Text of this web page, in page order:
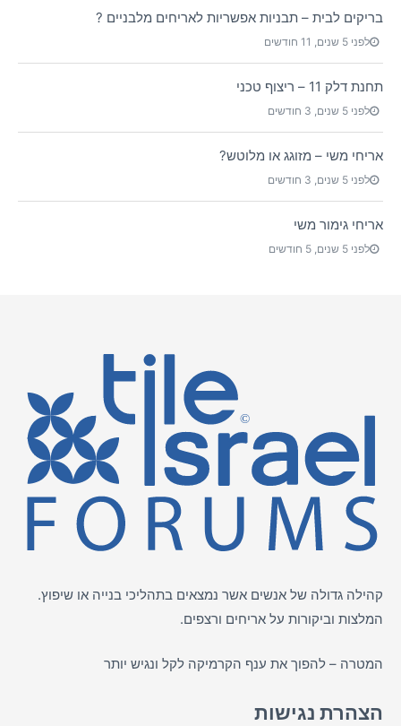
בריקים לבית – תבניות אפשריות לאריחים מלבניים ?
לפני 5 שנים, 11 חודשים
תחנת דלק 11 – ריצוף טכני
לפני 5 שנים, 3 חודשים
אריחי משי – מזוגג או מלוטש?
לפני 5 שנים, 3 חודשים
אריחי גימור משי
לפני 5 שנים, 5 חודשים
קהילה גדולה של אנשים אשר נמצאים בתהליכי בנייה או שיפוץ.
המלצות וביקורות על אריחים ורצפים.
המטרה – להפוך את ענף הקרמיקה לקל ונגיש יותר
הצהרת נגישות